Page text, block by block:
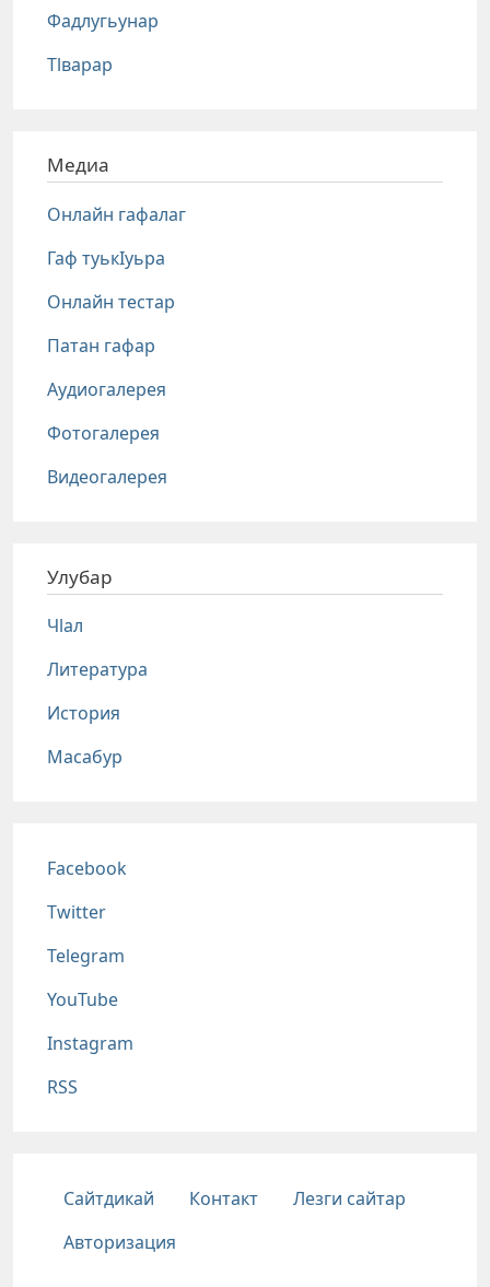
Фадлугьунар
Тlварар
Медиа
Онлайн гафалаг
Гаф туькIуьра
Онлайн тестар
Патан гафар
Аудиогалерея
Фотогалерея
Видеогалерея
Улубар
Чlал
Литература
История
Масабур
Соц сети
Facebook
Twitter
Telegram
YouTube
Instagram
RSS
Подвал
Сайтдикай Контакт
Лезги сайтар
Авторизация